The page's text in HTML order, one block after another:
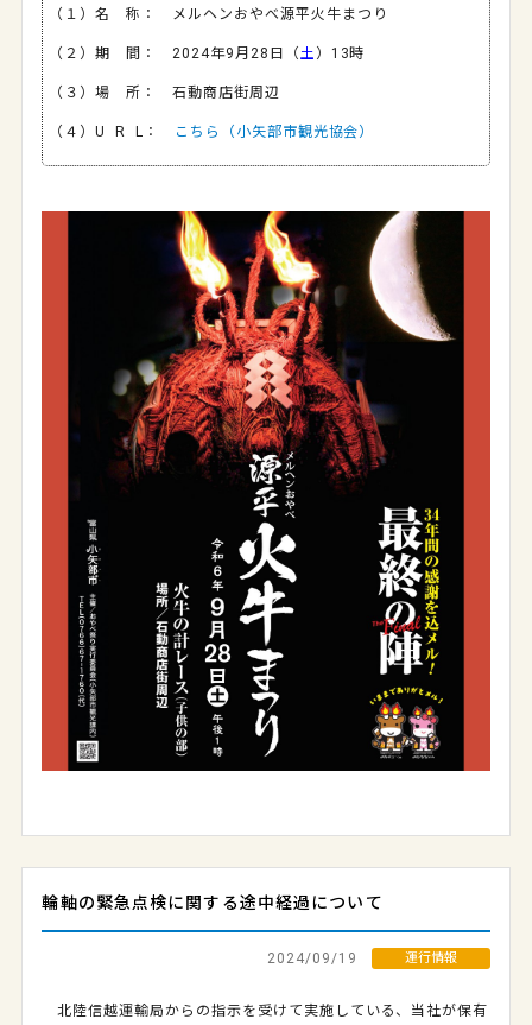
（１）名 称： メルヘンおやべ源平火牛まつり
（２）期 間： 2024年9月28日（ 土 ）13時
（３）場 所： 石動商店街周辺
（４）U R L： こちら（小矢部市観光協会）
輪軸の緊急点検に関する途中経過について
2024/09/19 運行情報
北陸信越運輸局からの指示を受けて実施している、当社が保有